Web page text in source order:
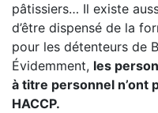
pâtissiers… Il existe
d’être dispensé de la
pour les détenteurs de
Évidemment, les
à titre personnel n’ont
HACCP.